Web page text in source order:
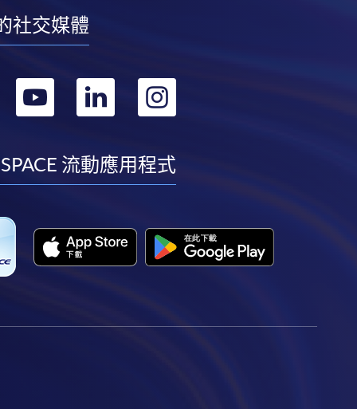
社交媒體
轉
youtube
轉
linkedininstagram
流動應用程式